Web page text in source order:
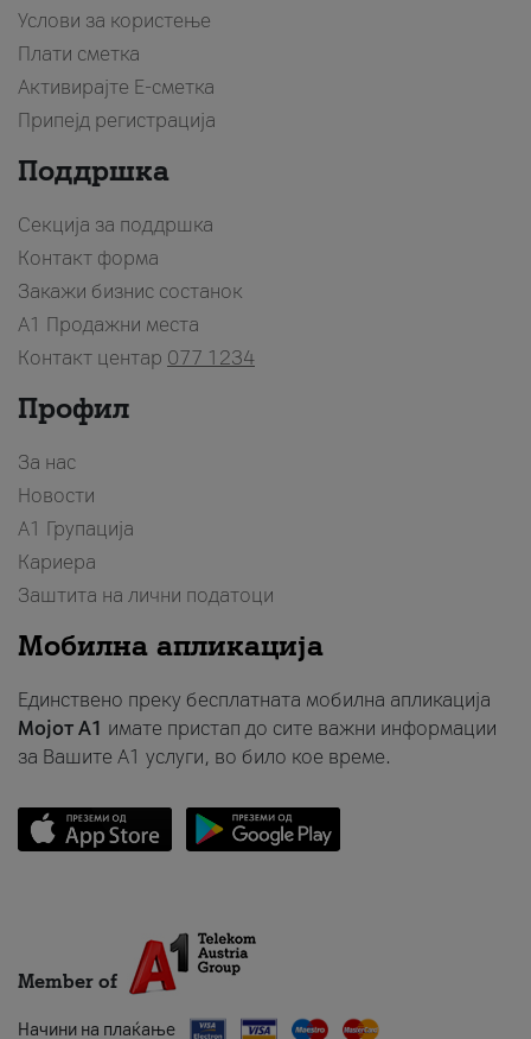
Услови за користење
Плати сметка
Активирајте Е-сметка
Припејд регистрација
Поддршка
Секција за поддршка
Контакт форма
Закажи бизнис состанок
A1 Продажни места
Контакт центар 077 1234
Профил
За нас
Новости
А1 Групација
Кариера
Заштита на лични податоци
Мобилна апликација
Единствено преку бесплатната мобилна апликација
Мојот A1 имате пристап до сите важни информации
за Вашите A1 услуги, во било кое време.
Member of
Начини на плаќање